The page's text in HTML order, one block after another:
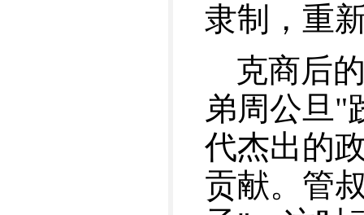
隶制，重
克商后
弟周公旦"
代杰出的
贡献。管